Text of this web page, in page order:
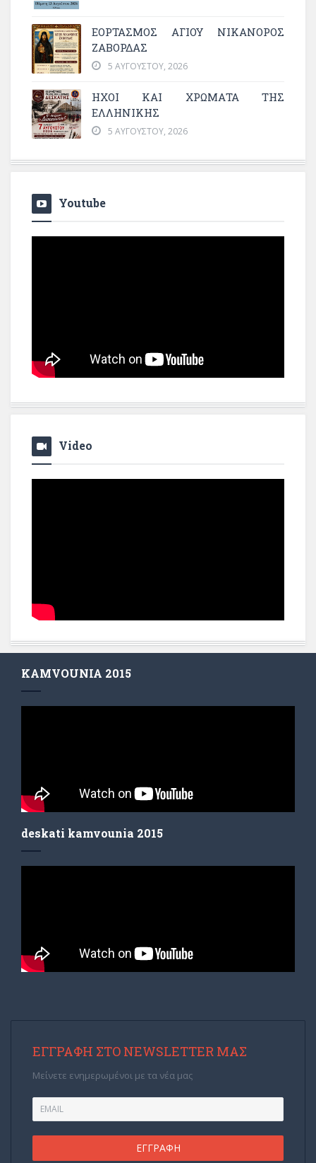
ΕΟΡΤΑΣΜΟΣ ΑΓΙΟΥ ΝΙΚΑΝΟΡΟΣ
ΖΑΒΟΡΔΑΣ
5 ΑΥΓΟΎΣΤΟΥ, 2026
ΗΧΟΙ ΚΑΙ ΧΡΩΜΑΤΑ ΤΗΣ
ΕΛΛΗΝΙΚΗΣ
5 ΑΥΓΟΎΣΤΟΥ, 2026
Youtube
Video
KAMVOUNIA 2015
deskati kamvounia 2015
ΕΓΓΡΑΦΉ ΣΤΟ NEWSLETTER ΜΑΣ
Μείνετε ενημερωμένοι με τα νέα μας